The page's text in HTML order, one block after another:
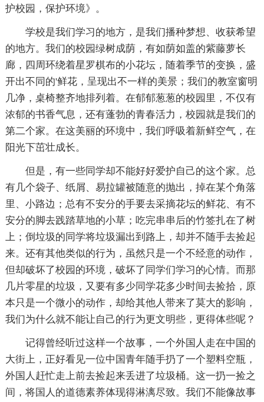
护校园，保护环境》。
学校是我们学习的地方，是我们播种梦想、收获希望
的地方。我们的校园绿树成荫，有如荫如盖的紫藤萝长
廊，四周环绕着星罗棋布的小花坛，随着季节的变换，盛
开出不同的'鲜花，呈现出不一样的美景；我们的教室窗明
几净，桌椅整齐地排列着。在郁郁葱葱的校园里，不仅有
浓郁的书香气息，还有蓬勃的青春活力，校园就是我们的
第二个家。在这美丽的环境中，我们呼吸着新鲜空气，在
阳光下茁壮成长。
但是，有一些同学却不能好好爱护自己的这个家。总
有几个袋子、纸屑、易拉罐被随意的抛出，掉在某个角落
里、小路边；总有不安分的手要去采摘花坛的鲜花、有不
安分的脚去践踏草地的小草；吃完串串后的竹签扎在了树
上；倒垃圾的同学将垃圾漏出到路上，却并不随手去捡起
来。还有其他类似的行为，虽然只是一个不经意的动作，
但却破坏了校园的环境，破坏了同学们学习的心情。而那
几片零星的垃圾，又要有多少同学花多少时间去捡拾，原
本只是一个微小的动作，却给其他人带来了莫大的影响，
我们为什么就不能让自己的行为更文明些，更得体些呢？
记得曾经听过这样一个故事，一个外国人走在中国的
大街上，正好看见一位中国青年随手扔了一个塑料空瓶，
外国人赶忙走上前去捡起来丢进了垃圾桶。这一扔一捡之
间，将国人的道德素养体现得淋漓尽致。我们不能像故事